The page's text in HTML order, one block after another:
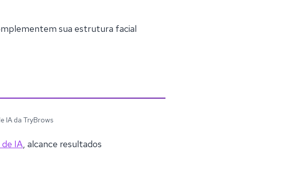
sua estrutura facial
IA da TryBrows
de IA, alcance resultados